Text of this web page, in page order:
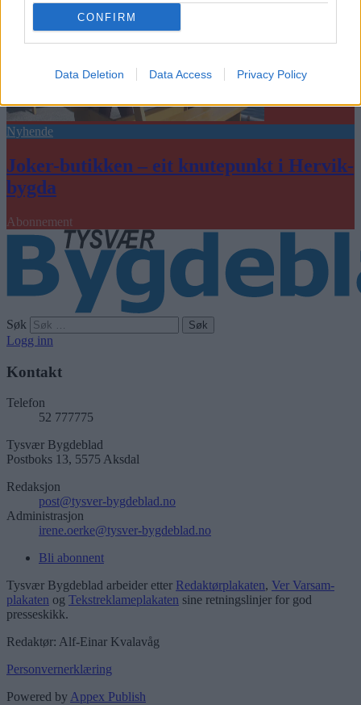
CONFIRM
Data Deletion Data Access Privacy Policy
Nyhende
Joker-butikken – eit knutepunkt i Hervik-
bygda
Abonnement
Søk
Logg inn
Kontakt
Telefon
52 777775
Tysvær Bygdeblad
Postboks 13, 5575 Aksdal
Redaksjon
post@tysver-bygdeblad.no
Administrasjon
irene.oerke@tysver-bygdeblad.no
Bli abonnent
Tysvær Bygdeblad arbeider etter Redaktørplakaten, Ver Varsam-
plakaten og Tekstreklameplakaten sine retningslinjer for god
presseskikk.
Redaktør: Alf-Einar Kvalavåg
Personvernerklæring
Powered byAppex Publish